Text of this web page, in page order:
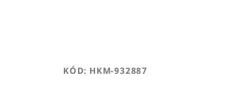
KÓD: HKM-932887